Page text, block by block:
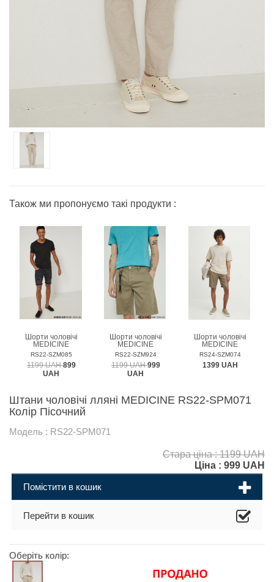
Також ми пропонуємо такі продукти :
Шорти чоловічі
MEDICINE
RS22-SZM085
1199 UAH899
UAH
Шорти чоловічі
MEDICINE
RS22-SZM924
1199 UAH999
UAH
Шорти чоловічі
MEDICINE
RS24-SZM074
1399 UAH
Штани чоловічі лляні MEDICINE RS22-SPM071
Колір Пісочний
Модель : RS22-SPM071
Стара ціна : 1199 UAH
Ціна : 999 UAH
Помістити в кошик
Перейти в кошик
Оберіть колір: